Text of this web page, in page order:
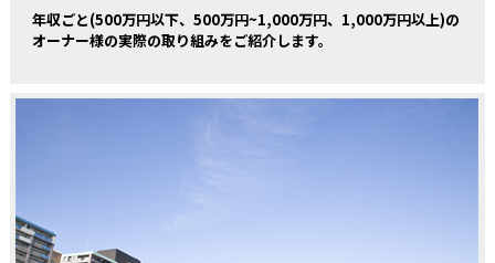
年収ごと(500万円以下、500万円~1,000万円、1,000万円以上)の
オーナー様の実際の取り組みをご紹介します。